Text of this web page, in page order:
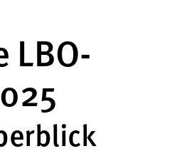
LBO-